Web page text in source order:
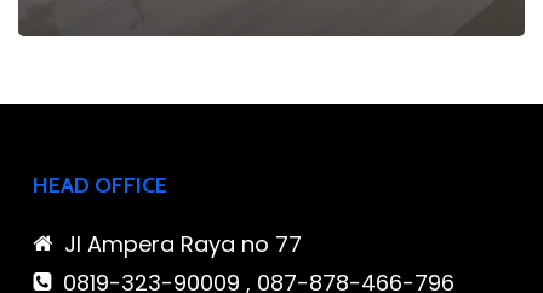
HEAD OFFICE
Jl Ampera Raya no 77
0819-323-90009 , 087-878-466-796